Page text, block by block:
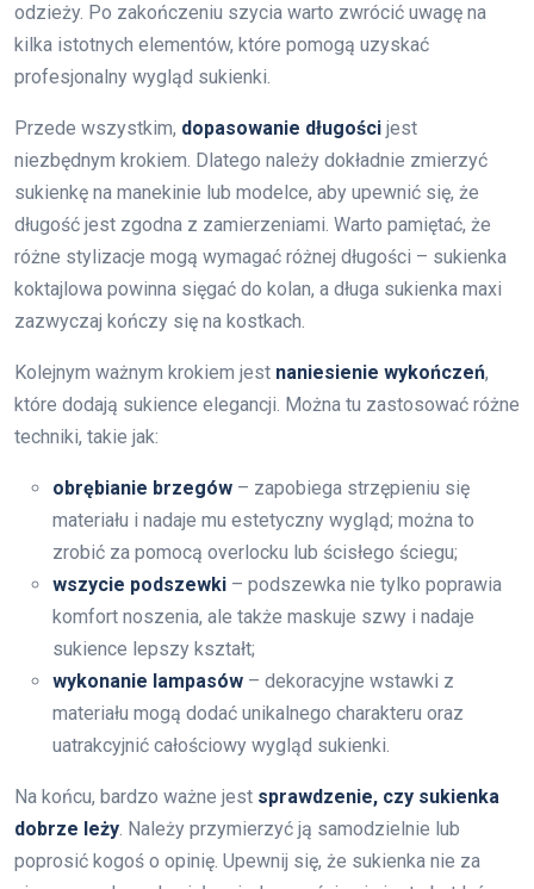
odzieży. Po zakończeniu szycia warto zwrócić uwagę na
kilka istotnych elementów, które pomogą uzyskać
profesjonalny wygląd sukienki.
Przede wszystkim, dopasowanie długości jest
niezbędnym krokiem. Dlatego należy dokładnie zmierzyć
sukienkę na manekinie lub modelce, aby upewnić się, że
długość jest zgodna z zamierzeniami. Warto pamiętać, że
różne stylizacje mogą wymagać różnej długości – sukienka
koktajlowa powinna sięgać do kolan, a długa sukienka maxi
zazwyczaj kończy się na kostkach.
Kolejnym ważnym krokiem jest naniesienie wykończeń,
które dodają sukience elegancji. Można tu zastosować różne
techniki, takie jak:
obrębianie brzegów – zapobiega strzępieniu się
materiału i nadaje mu estetyczny wygląd; można to
zrobić za pomocą overlocku lub ścisłego ściegu;
wszycie podszewki – podszewka nie tylko poprawia
komfort noszenia, ale także maskuje szwy i nadaje
sukience lepszy kształt;
wykonanie lampasów – dekoracyjne wstawki z
materiału mogą dodać unikalnego charakteru oraz
uatrakcyjnić całościowy wygląd sukienki.
Na końcu, bardzo ważne jest sprawdzenie, czy sukienka
dobrze leży. Należy przymierzyć ją samodzielnie lub
poprosić kogoś o opinię. Upewnij się, że sukienka nie za